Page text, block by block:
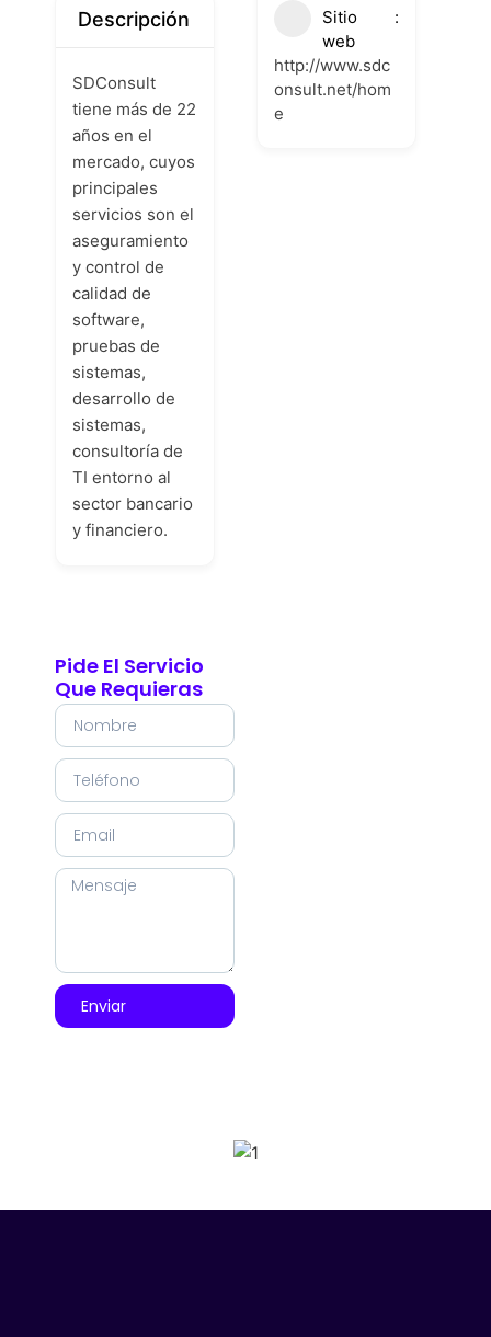
Descripción
SDConsult
tiene más de 22
años en el
mercado, cuyos
principales
servicios son el
aseguramiento
y control de
calidad de
software,
pruebas de
sistemas,
desarrollo de
sistemas,
consultoría de
TI entorno al
sector bancario
y financiero.
Sitio
web
http://www.sdc
onsult.net/hom
e
Pide El Servicio
Que Requieras
Enviar